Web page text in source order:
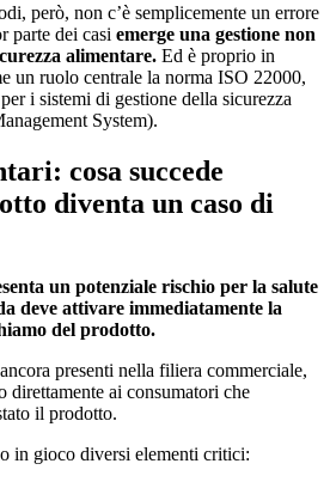
però, non c’è semplicemente un errore
parte dei casi emerge una gestione non
alimentare. Ed è proprio in
un ruolo centrale la norma ISO 22000,
i sistemi di gestione della sicurezza
System).
cosa succede
diventa un caso di
un potenziale rischio per la salute
deve attivare immediatamente la
del prodotto.
presenti nella filiera commerciale,
ai consumatori che
il prodotto.
in gioco diversi elementi critici: